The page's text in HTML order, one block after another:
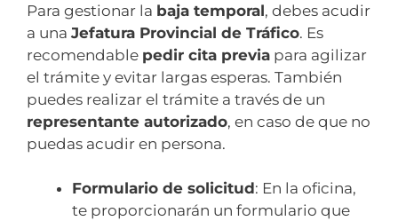
Para gestionar la baja temporal, debes acudir
a una Jefatura Provincial de Tráfico. Es
recomendable pedir cita previa para agilizar
el trámite y evitar largas esperas. También
puedes realizar el trámite a través de un
representante autorizado, en caso de que no
puedas acudir en persona.
Formulario de solicitud: En la oficina,
te proporcionarán un formulario que